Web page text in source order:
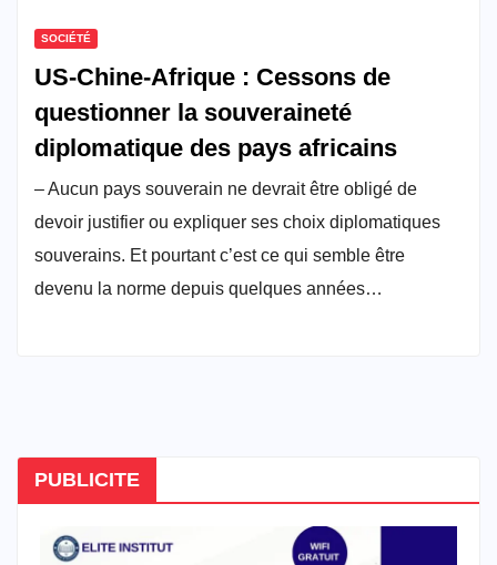
SOCIÉTÉ
US-Chine-Afrique : Cessons de
questionner la souveraineté
diplomatique des pays africains
– Aucun pays souverain ne devrait être obligé de
devoir justifier ou expliquer ses choix diplomatiques
souverains. Et pourtant c’est ce qui semble être
devenu la norme depuis quelques années…
PUBLICITE